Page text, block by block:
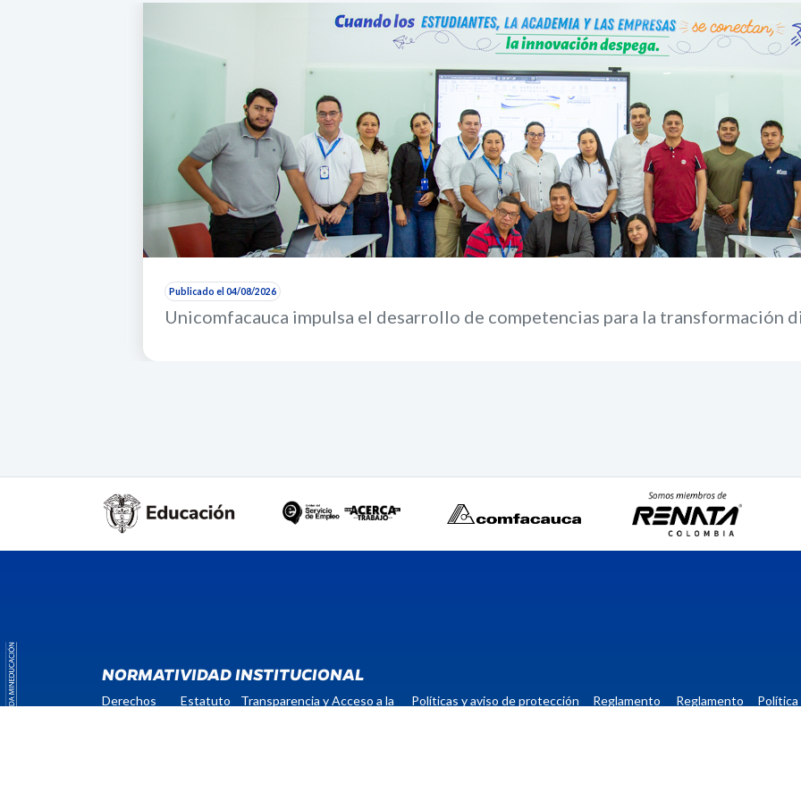
Publicado el 04/08/2026
Unicomfacauca impulsa el desarrollo de competencias para la transformación
NORMATIVIDAD INSTITUCIONAL
Derechos
Estatuto
Transparencia y Acceso a la
Políticas y aviso de protección
Reglamento
Reglamento